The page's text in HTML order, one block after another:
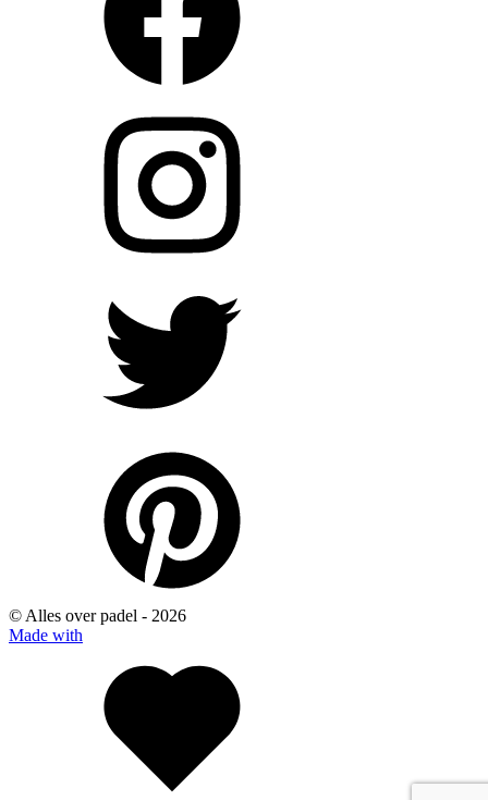
© Alles over padel - 2026
Made with